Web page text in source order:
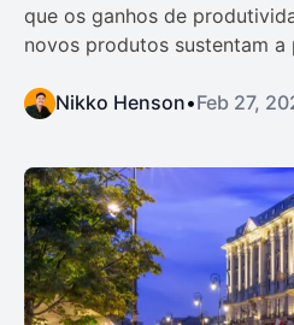
que os ganhos de
novos produtos sustentam
Nikko Henson•Feb 27,